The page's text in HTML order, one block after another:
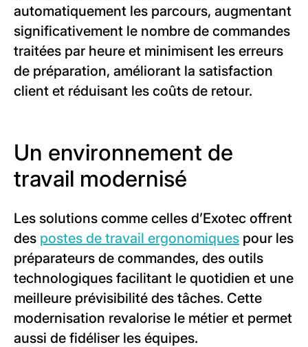
automatiquement les parcours, augmentant
significativement le nombre de commandes
traitées par heure et minimisent les erreurs
de préparation, améliorant la satisfaction
client et réduisant les coûts de retour.
Un environnement de
travail modernisé
Les solutions comme celles d’Exotec offrent
des postes de travail ergonomiques pour les
préparateurs de commandes, des outils
technologiques facilitant le quotidien et une
meilleure prévisibilité des tâches. Cette
modernisation revalorise le métier et permet
aussi de fidéliser les équipes.